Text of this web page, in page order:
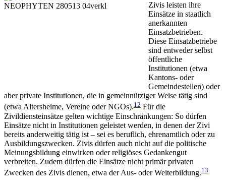
Zivis leisten ihre
Einsätze in staatlich
anerkannten
Einsatzbetrieben.
Diese Einsatzbetriebe
sind entweder selbst
öffentliche
Institutionen (etwa
Kantons- oder
Gemeindestellen) oder
aber private Institutionen, die in gemeinnütziger Weise tätig sind
(etwa Altersheime, Vereine oder NGOs).12 Für die
Zivildiensteinsätze gelten wichtige Einschränkungen: So dürfen
Einsätze nicht in Institutionen geleistet werden, in denen der Zivi
bereits anderweitig tätig ist – sei es beruflich, ehrenamtlich oder zu
Ausbildungszwecken. Zivis dürfen auch nicht auf die politische
Meinungsbildung einwirken oder religiöses Gedankengut
verbreiten. Zudem dürfen die Einsätze nicht primär privaten
Zwecken des Zivis dienen, etwa der Aus- oder Weiterbildung.13